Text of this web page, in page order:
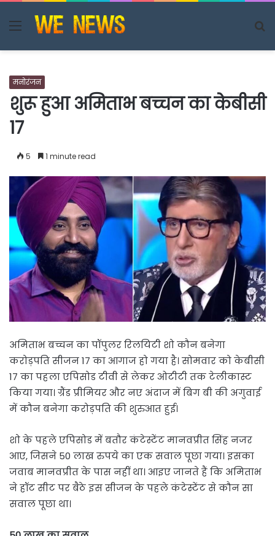
Menu
मनोरंजन
शुरू हुआ अमिताभ बच्चन का केबीसी
17
5 1 minute read
अमिताभ बच्चन का पॉपुलर रिलयिटी शो कौन बनेगा
करोड़पति सीजन 17 का आगाज हो गया है। सोमवार को केबीसी
17 का पहला एपिसोड टीवी से लेकर ओटीटी तक टेलीकास्ट
किया गया। ग्रैंड प्रीमियर और नए अंदाज में बिग बी की अगुवाई
में कौन बनेगा करोड़पति की शुरुआत हुई।
शो के पहले एपिसोड में बतौर कंटेस्टेंट मानवप्रीत सिंह नजर
आए, जिसने 50 लाख रुपये का एक सवाल पूछा गया। इसका
जवाब मानवप्रीत के पास नहीं था। आइए जानते हैं कि अमिताभ
ने हॉट सीट पर बैठे इस सीजन के पहले कंटेस्टेंट से कौन सा
सवाल पूछा था।